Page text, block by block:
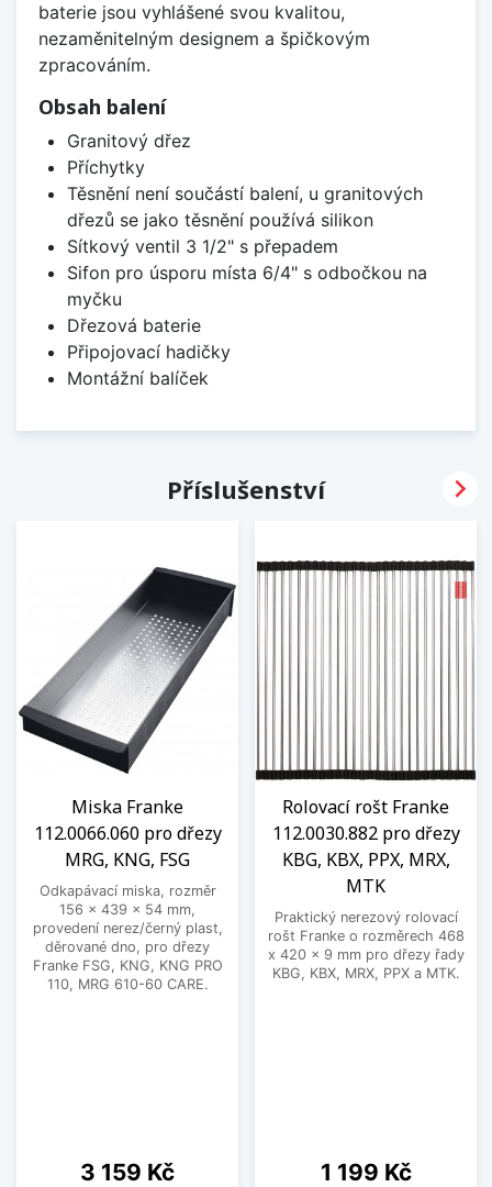
baterie jsou vyhlášené svou kvalitou,
nezaměnitelným designem a špičkovým
zpracováním.
Obsah balení
Granitový dřez
Příchytky
Těsnění není součástí balení, u granitových
dřezů se jako těsnění používá silikon
Sítkový ventil 3 1/2" s přepadem
Sifon pro úsporu místa 6/4" s odbočkou na
myčku
Dřezová baterie
Připojovací hadičky
Montážní balíček
Příslušenství
Miska Franke
112.0066.060 pro dřezy
MRG, KNG, FSG
Odkapávací miska, rozměr
156 x 439 x 54 mm,
provedení nerez/černý plast,
děrované dno, pro dřezy
Franke FSG, KNG, KNG PRO
110, MRG 610-60 CARE.
Cena
3 159 Kč
Rolovací rošt Franke
112.0030.882 pro dřezy
KBG, KBX, PPX, MRX,
MTK
Praktický nerezový rolovací
rošt Franke o rozměrech 468
x 420 x 9 mm pro dřezy řady
KBG, KBX, MRX, PPX a MTK.
Cena
1 199 Kč
